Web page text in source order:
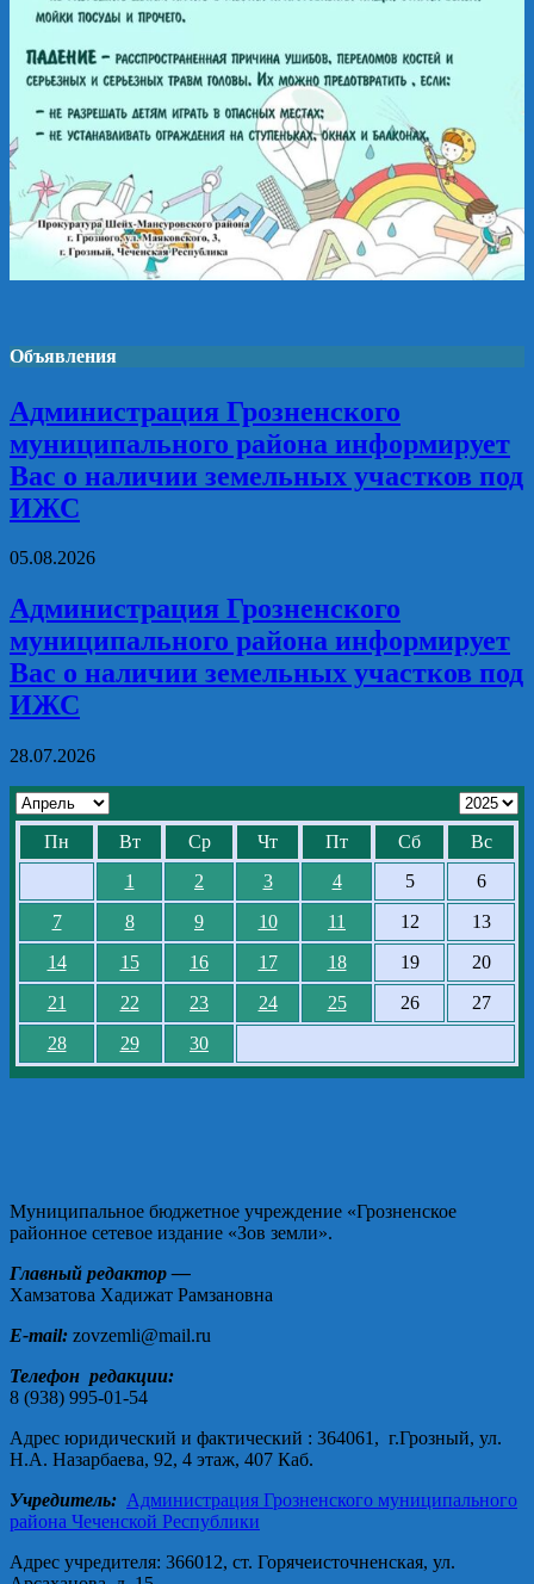
Объявления
Администрация Грозненского
муниципального района информирует
Вас о наличии земельных участков под
ИЖС
05.08.2026
Администрация Грозненского
муниципального района информирует
Вас о наличии земельных участков под
ИЖС
28.07.2026
Пн Вт Ср Чт Пт Сб
Вс
1
2 3 4 5
6
7
8 9 10 11 12
13
14
15 16 17 18 19
20
21
22 23 24 25 26
27
28
29 30
Муниципальное бюджетное учреждение «Грозненское
районное сетевое издание «Зов земли».
Главный редактор —
Хамзатова Хадижат Рамзановна
E-mail: zovzemli@mail.ru
Телефон редакции:
8 (938) 995-01-54
Адрес юридический и фактический : 364061, г.Грозный, ул.
Н.А. Назарбаева, 92, 4 этаж, 407 Каб.
Учредитель: Администрация Грозненского муниципального
района Чеченской Республики
Адрес учредителя: 366012, ст. Горячеисточненская, ул.